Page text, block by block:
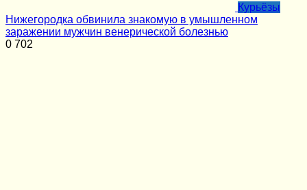
Курьёзы
Нижегородка обвинила знакомую в умышленном
заражении мужчин венерической болезнью
0 702